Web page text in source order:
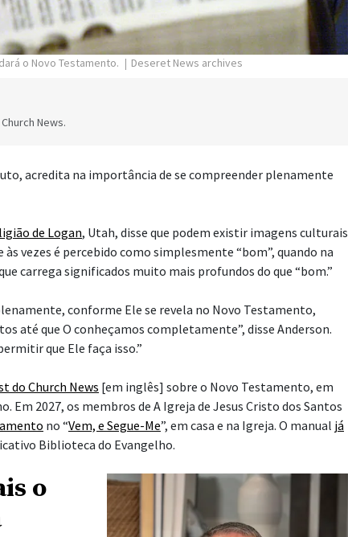
o Novo Testamento. Deseret News archives
News.
acredita na importância de se compreender plenamente
de Logan, Utah, disse que podem existir imagens culturais
vezes é percebido como simplesmente “bom”, quando na
carrega significados muito mais profundos do que “bom.”
conforme Ele se revela no Novo Testamento,
até que O conheçamos completamente”, disse Anderson.
que Ele faça isso.”
do Church News [em inglês] sobre o Novo Testamento, em
Em 2027, os membros de A Igreja de Jesus Cristo dos Santos
no “Vem, e Segue-Me”, em casa e na Igreja. O manual já
Biblioteca do Evangelho.
o